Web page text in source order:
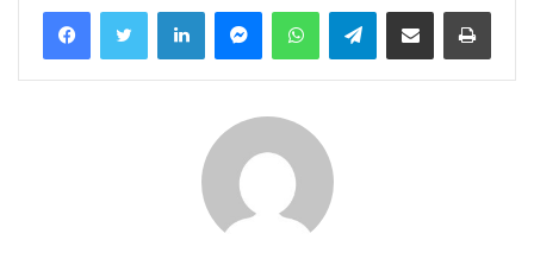
FacebookTwitter LinkedInMessengerWhatsAppTelegramCompartir por correo electrónico